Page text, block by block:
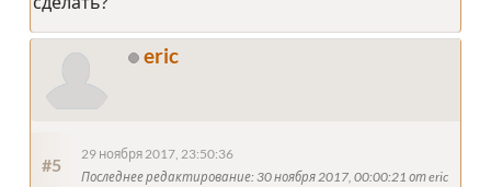
eric
#5
29 ноября 2017, 23:50:36
Последнее редактирование: 30 ноября 2017, 00:00:21 от eric